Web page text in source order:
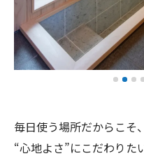
毎日使う場所だからこそ、
“心地よさ”にこだわりた